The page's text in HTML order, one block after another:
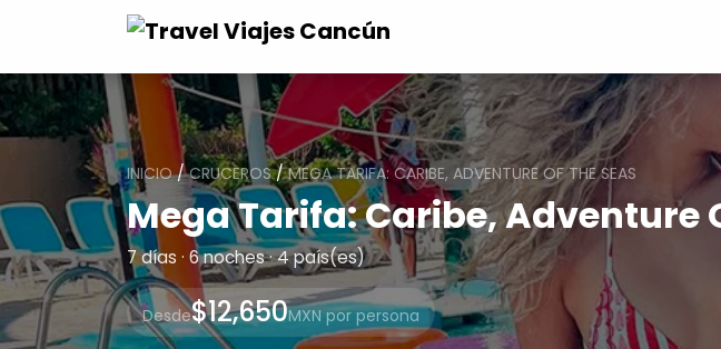
INICIO/CRUCEROS/MEGA TARIFA: CARIBE, ADVENTURE OF THE SEAS
Mega Tarifa: Caribe, Adventure
7 días · 6 noches · 4 país(es)
Desde$12,650MXN por persona